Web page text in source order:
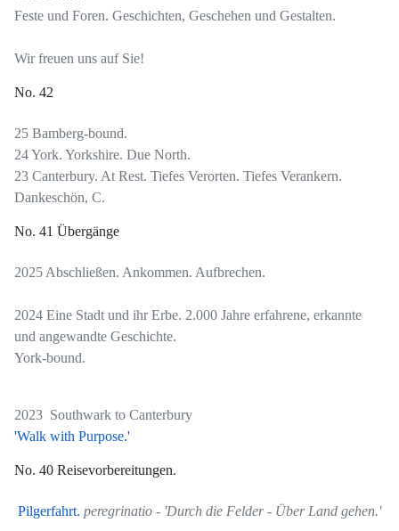
Feste und Foren. Geschichten, Geschehen und Gestalten.
Wir freuen uns auf Sie!
No. 42
25 Bamberg-bound.
24 York. Yorkshire. Due North.
23 Canterbury. At Rest. Tiefes Verorten. Tiefes Verankern.
Dankeschön, C.
No. 41 Übergänge
2025 Abschließen. Ankommen. Aufbrechen.
2024 Eine Stadt und ihr Erbe. 2.000 Jahre erfahrene, erkannte
und angewandte Geschichte.
York-bound.
2023 Southwark to Canterbury
'Walk with Purpose.'
No. 40 Reisevorbereitungen.
Pilgerfahrt. peregrinatio - 'Durch die Felder - Über Land gehen.'